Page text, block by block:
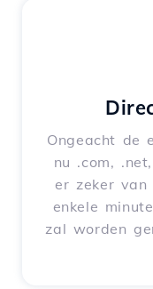
Ongeacht de
nu .com,
er zeker
enkele
zal worden